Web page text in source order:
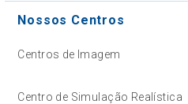
Nossos Centros
Centros de Imagem
Centro de Simulação Realística